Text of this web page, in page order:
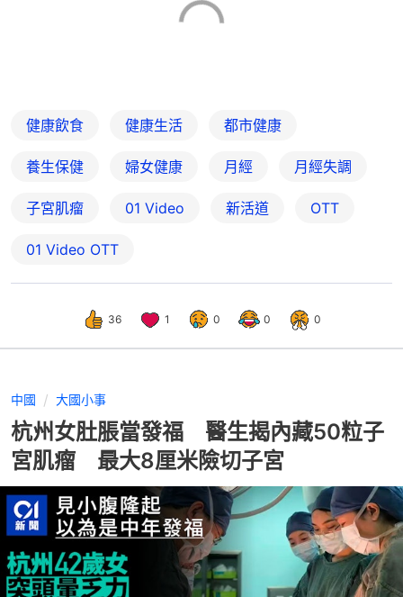
健康飲食 健康生活 都市健康
養生保健 婦女健康 月經 月經失調
子宮肌瘤 01 Video 新活道 OTT
01‌ ‌Video‌ ‌OTT
36 1 0 0 0
中國 大國小事
杭州女肚脹當發福 醫生揭內藏50粒子
宮肌瘤 最大8厘米險切子宮